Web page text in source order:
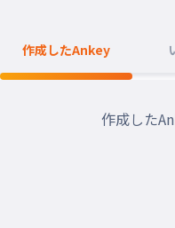
作成したAnkey
作成した